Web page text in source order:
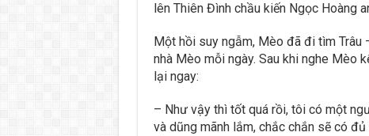
lên Thiên Đình chầu kiến Ngọc Hoàng
Một hồi suy ngẫm, Mèo đã đi tìm Trâu
nhà Mèo mỗi ngày. Sau khi nghe Mèo
lại ngay:
– Như vậy thì tốt quá rồi, tôi có một
và dũng mãnh lắm, chắc chắn sẽ có